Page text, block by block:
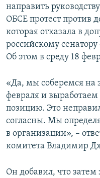
направить
ОБСЕ протест против
которая отказала в
российскому
Об этом в среду 18
«Да, мы соберемся на
февраля и
позицию. Это
согласны. Мы
в организации», –
комитета Владимир
Он добавил, что затем